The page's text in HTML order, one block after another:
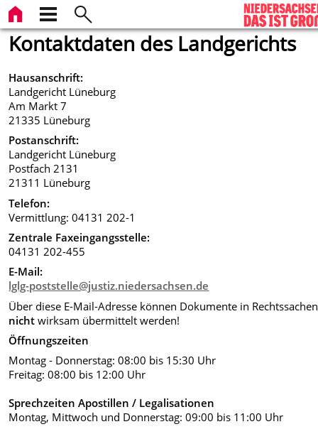
Kontaktdaten des Landgerichts
Hausanschrift:
Landgericht Lüneburg
Am Markt 7
21335 Lüneburg
Postanschrift:
Landgericht Lüneburg
Postfach 2131
21311 Lüneburg
Telefon:
Vermittlung: 04131 202-1
Zentrale Faxeingangsstelle:
04131 202-455
E-Mail:
lglg-poststelle@justiz.niedersachsen.de
Über diese E-Mail-Adresse können Dokumente in Rechtssachen
nicht wirksam übermittelt werden!
Öffnungszeiten
Montag - Donnerstag: 08:00 bis 15:30 Uhr
Freitag: 08:00 bis 12:00 Uhr
Sprechzeiten Apostillen / Legalisationen
Montag, Mittwoch und Donnerstag: 09:00 bis 11:00 Uhr